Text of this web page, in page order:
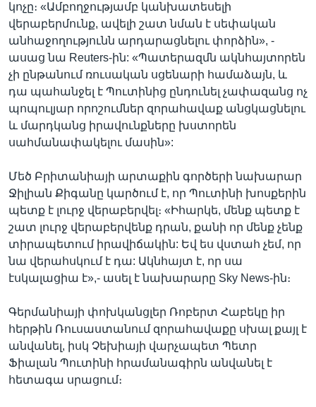
կոչը։ «Ամբողջությամբ կանխատեսելի
վերաբերմունք, ավելի շատ նման է սեփական
անհաջողությունն արդարացնելու փորձին», -
ասաց նա Reuters-ին: «Պատերազմն ակնհայտորեն
չի ընթանում ռուսական սցենարի համաձայն, և
դա պահանջել է Պուտինից ընդունել չափազանց ոչ
պոպուլյար որոշումներ զորահավաք անցկացնելու
և մարդկանց իրավունքները խստորեն
սահմանափակելու մասին»:
Մեծ Բրիտանիայի արտաքին գործերի նախարար
Ջիլիան Քիգանը կարծում է, որ Պուտինի խոսքերին
պետք է լուրջ վերաբերվել։ «Իհարկե, մենք պետք է
շատ լուրջ վերաբերվենք դրան, քանի որ մենք չենք
տիրապետում իրավիճակին: Եվ ես վստահ չեմ, որ
նա վերահսկում է դա: Ակնհայտ է, որ սա
էսկալացիա է»,- ասել է նախարարը Sky News-ին։
Գերմանիայի փոխկանցլեր Ռոբերտ Հաբեկը իր
հերթին Ռուսաստանում զորահավաքը սխալ քայլ է
անվանել, իսկ Չեխիայի վարչապետ Պետր
Ֆիալան Պուտինի հրամանագիրն անվանել է
հետագա սրացում։